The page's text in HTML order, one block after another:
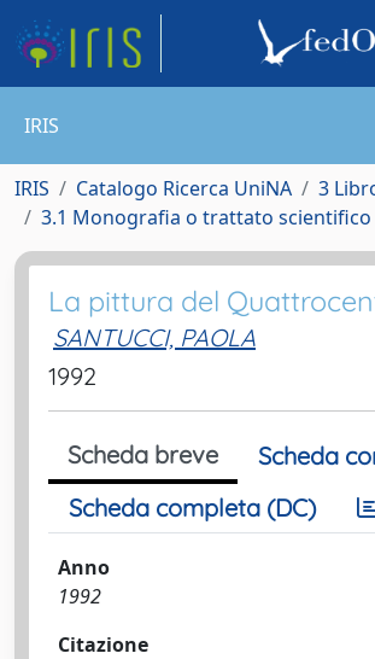
IRIS
IRIS Catalogo Ricerca UniNA
3
3.1 Monografia o trattato scientifico
La pittura del
SANTUCCI, PAOLA
1992
Scheda breve
Scheda
Scheda completa (DC)
Anno
1992
Citazione